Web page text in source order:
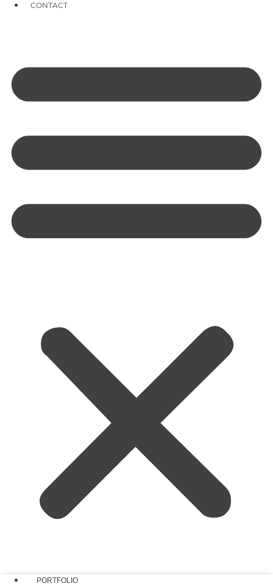
CONTACT
PORTFOLIO